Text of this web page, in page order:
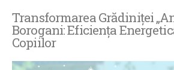
Transformarea Grădiniței
Borogani: Eficiența
Copiilor